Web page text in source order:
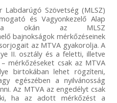
Szövetség (MLSZ)
és Vagyonkezelő Alap
okán az MLSZ
bajnokságok mérkőzéseinek
az MTVA gyakorolja. A
II. osztály és a feletti, illetve
mérkőzéseket csak az MTVA
birtokában lehet rögzíteni,
egészében a nyilvánosság
Az MTVA az engedélyt csak
ha az adott mérkőzést a